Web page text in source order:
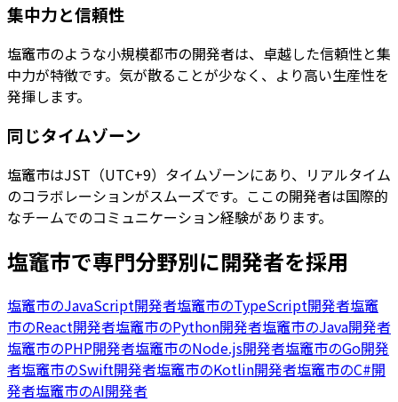
集中力と信頼性
塩竈市のような小規模都市の開発者は、卓越した信頼性と集
中力が特徴です。気が散ることが少なく、より高い生産性を
発揮します。
同じタイムゾーン
塩竈市はJST（UTC+9）タイムゾーンにあり、リアルタイム
のコラボレーションがスムーズです。ここの開発者は国際的
なチームでのコミュニケーション経験があります。
塩竈市で専門分野別に開発者を採用
塩竈市のJavaScript開発者塩竈市のTypeScript開発者塩竈
市のReact開発者塩竈市のPython開発者塩竈市のJava開発者
塩竈市のPHP開発者塩竈市のNode.js開発者塩竈市のGo開発
者塩竈市のSwift開発者塩竈市のKotlin開発者塩竈市のC#開
発者塩竈市のAI開発者